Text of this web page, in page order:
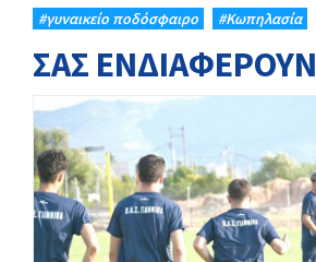
#γυναικείο ποδόσφαιρο
#Κωπηλασία
ΣΑΣ ΕΝΔΙΑΦΕΡΟΥΝ